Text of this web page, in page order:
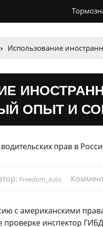
Использование
ОПЫТ И
Freedom_auto
с американскими
инспектор